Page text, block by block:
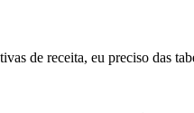
de receita, eu preciso das